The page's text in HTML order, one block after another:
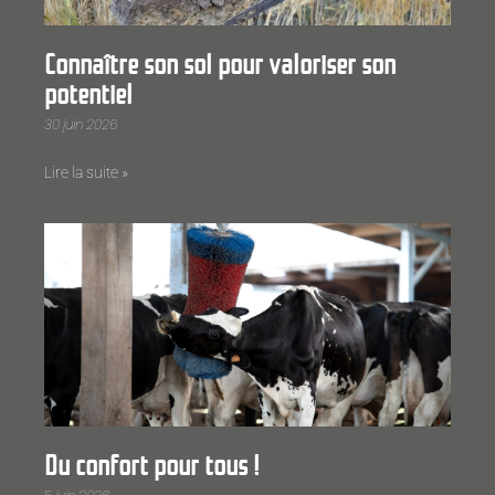
Connaître son sol pour valoriser son
potentiel
30 juin 2026
Lire la suite »
Du confort pour tous !